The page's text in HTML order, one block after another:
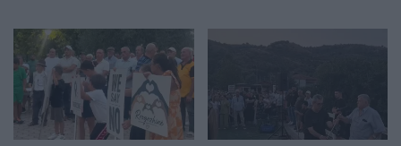
çojmë çështjen në
Gjykatën e Lartë
Supreme: Vendim politik
dhe i tmerrshëm